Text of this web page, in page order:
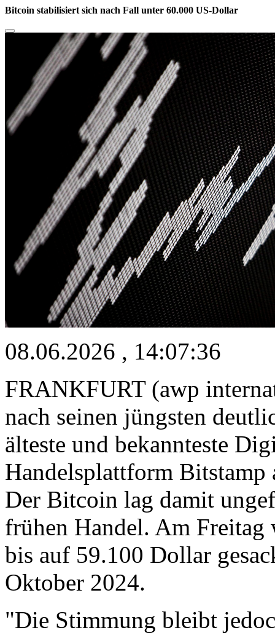
Bitcoin stabilisiert sich nach Fall unter 60.000 US-Dollar
08.06.2026 , 14:07:36
FRANKFURT (awp
nach seinen jüngsten
älteste und bekannteste
Handelsplattform
Der Bitcoin lag damit
frühen Handel. Am
bis auf 59.100 Dollar
Oktober 2024.
"Die Stimmung bleibt